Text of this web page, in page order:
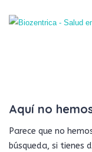
Aquí no
Parece que no
búsqueda, si tienes